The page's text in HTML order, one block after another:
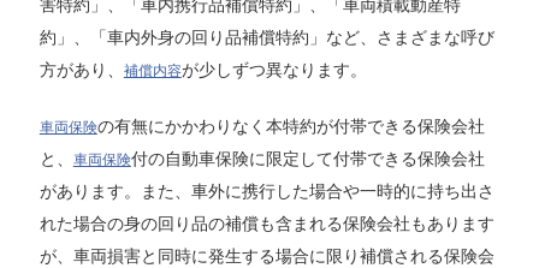
害特約」、「車内携行品補償特約」、「車両積載動産特
約」、「車内外身の回り品補償特約」など、さまざまな呼び
方があり、
補償内容が少しずつ異なります。
車両保険の有無にかかわりなく本特約が付帯できる保険会社
と、
車両保険付の自動車保険に限定して付帯できる保険会社
があります。また、車外に携行した場合や一時的に持ち出さ
れた場合の身の回り品の補償も含まれる保険会社もあります
が、車両損害と同時に発生する場合に限り補償される保険会